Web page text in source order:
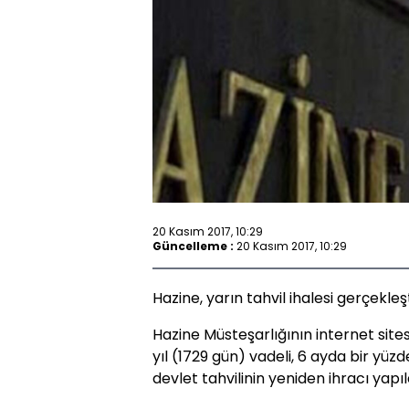
20 Kasım 2017, 10:29
Güncelleme : 20 Kasım 2017, 10:29
Hazine, yarın tahvil ihalesi
Hazine Müsteşarlığının internet
yıl (1729 gün) vadeli, 6 ayda bir
devlet tahvilinin yeniden ihracı